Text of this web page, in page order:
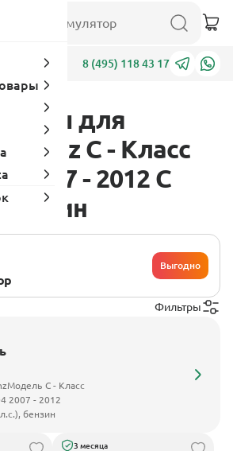
8 (495) 118 43 17
для
Benz C - Класс
2007 - 2012 C
бензин
Выгодно
Фильтры
Модель C - Класс
2007 - 2012
бензин
3 месяца